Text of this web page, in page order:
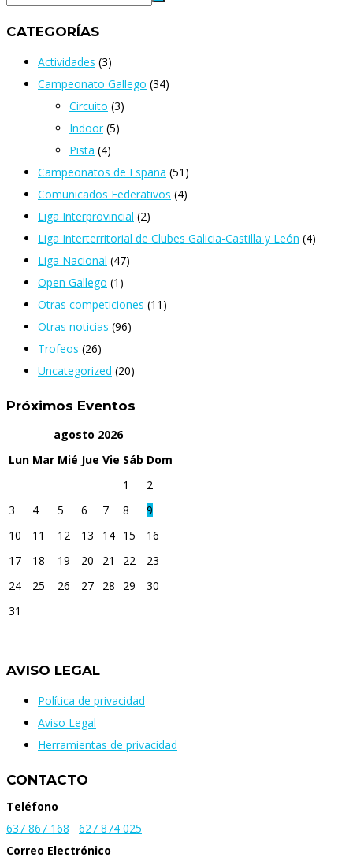
CATEGORÍAS
Actividades (3)
Campeonato Gallego (34)
Circuito (3)
Indoor(5)
Pista (4)
Campeonatos de España (51)
Comunicados Federativos (4)
Liga Interprovincial (2)
Liga Interterritorial de Clubes Galicia-Castilla y León (4)
Liga Nacional (47)
Open Gallego (1)
Otras competiciones (11)
Otras noticias (96)
Trofeos (26)
Uncategorized (20)
Próximos Eventos
agosto 2026
Lun Mar Mié Jue Vie Sáb Dom
1
2
3
4 5 6 7 8
9
10
11 12 13 14 15
16
17
18 19 20 21 22
23
24
25 26 27 28 29
30
31
AVISO LEGAL
Política de privacidad
Aviso Legal
Herramientas de privacidad
CONTACTO
Teléfono
637 867 168
627 874 025
Correo Electrónico